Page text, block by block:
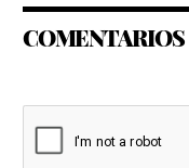
COMENTARIOS